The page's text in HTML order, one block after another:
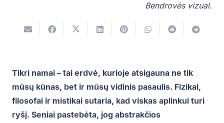
Bendrovės vizual.
Tikri namai – tai erdvė, kurioje atsigauna ne tik
mūsų kūnas, bet ir mūsų vidinis pasaulis. Fizikai,
filosofai ir mistikai sutaria, kad viskas aplinkui turi
ryšį. Seniai pastebėta, jog abstrakčios